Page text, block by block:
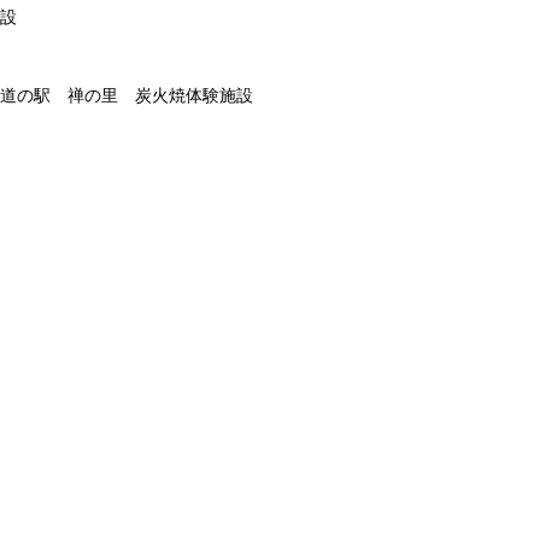
設
道の駅 禅の里 炭火焼体験施設